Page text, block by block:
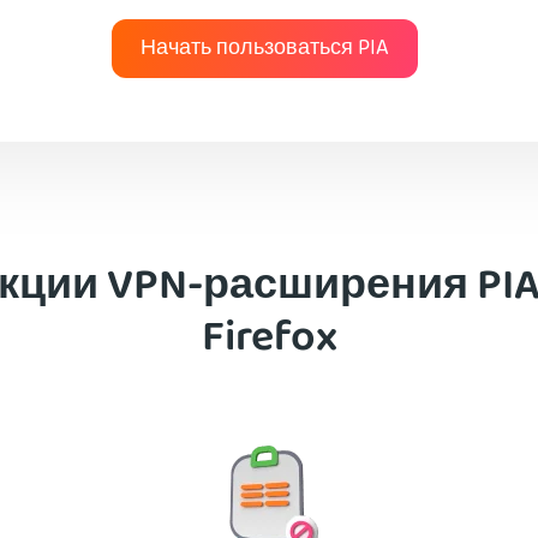
Начать пользоваться PIA
VPN-расширения
Firefox